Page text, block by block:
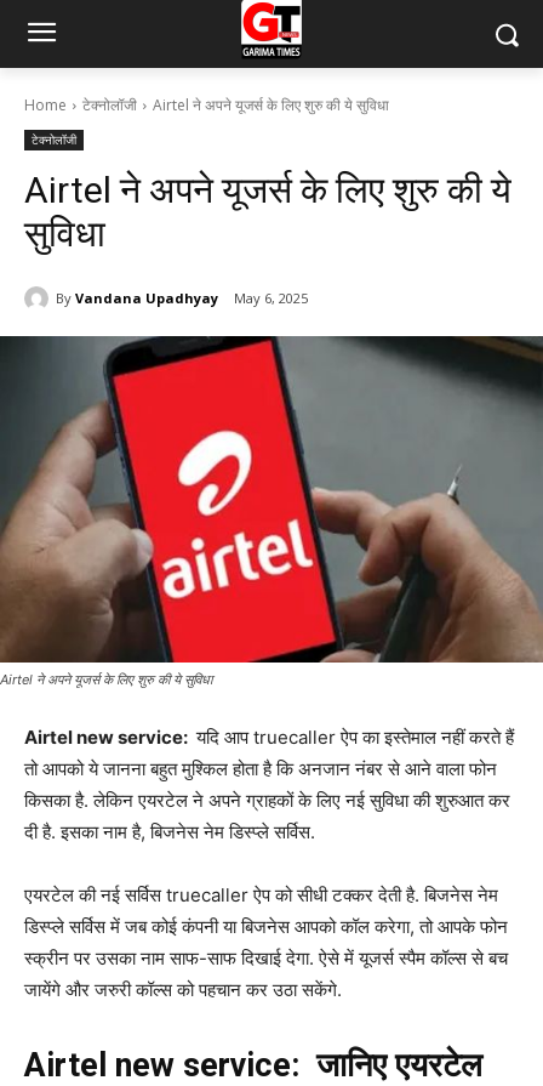
Home टेक्नोलॉजी Airtel ने अपने यूजर्स के लिए शुरु की ये सुविधा
टेक्नोलॉजी
Airtel ने अपने यूजर्स के लिए शुरु की ये
सुविधा
By Vandana Upadhyay May 6, 2025
Airtel ने अपने यूजर्स के लिए शुरु की ये सुविधा
Airtel new service: यदि आप truecaller ऐप का इस्तेमाल नहीं करते हैं
तो आपको ये जानना बहुत मुश्किल होता है कि अनजान नंबर से आने वाला फोन
किसका है. लेकिन एयरटेल ने अपने ग्राहकों के लिए नई सुविधा की शुरुआत कर
दी है. इसका नाम है, बिजनेस नेम डिस्प्ले सर्विस.
एयरटेल की नई सर्विस truecaller ऐप को सीधी टक्कर देती है. बिजनेस नेम
डिस्प्ले सर्विस में जब कोई कंपनी या बिजनेस आपको कॉल करेगा, तो आपके फोन
स्क्रीन पर उसका नाम साफ-साफ दिखाई देगा. ऐसे में यूजर्स स्पैम कॉल्स से बच
जायेंगे और जरुरी कॉल्स को पहचान कर उठा सकेंगे.
Airtel new service: जानिए एयरटेल